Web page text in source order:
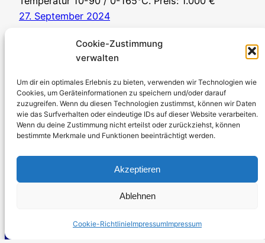
Cookie-Zustimmung
verwalten
Um dir ein optimales Erlebnis zu bieten, verwenden wir Technologien wie
Cookies, um Geräteinformationen zu speichern und/oder darauf
zuzugreifen. Wenn du diesen Technologien zustimmst, können wir Daten
wie das Surfverhalten oder eindeutige IDs auf dieser Website verarbeiten.
Wenn du deine Zustimmung nicht erteilst oder zurückziehst, können
bestimmte Merkmale und Funktionen beeinträchtigt werden.
Akzeptieren
Ablehnen
Cookie-RichtlinieImpressumImpressum
27. September 2024
Stromerzeuger-Discount.de
Kürtener Straße 13, D-51465 Bergisch Gladbach
Vertriebsbeauftragter: Michael Jochmann
Telefon: 0049 2202 2492256
Fax: 0049 2202 2492257